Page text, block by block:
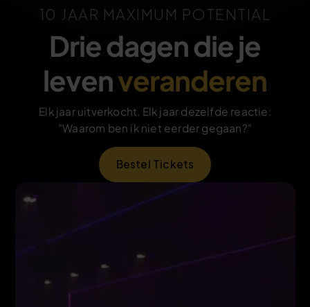
10 JAAR MAXIMUM POTENTIAL
Driedagendieje
levenveranderen
Elk jaar uitverkocht. Elk jaar dezelfde reactie:
"Waarom ben ik niet eerder gegaan?"
Bestel Tickets